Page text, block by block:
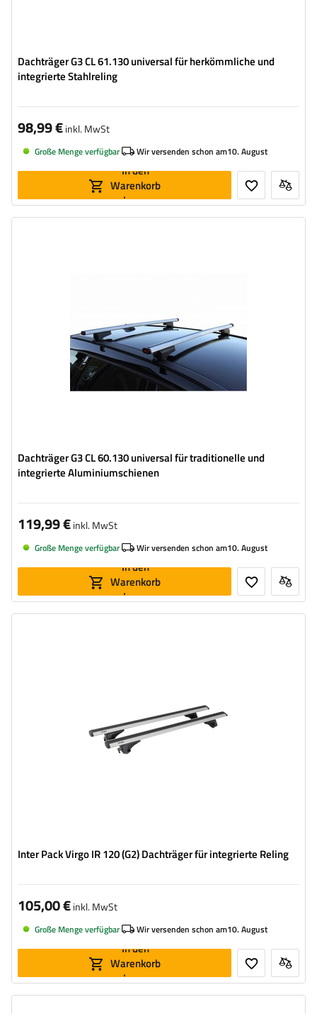
Dachträger G3 CL 61.130 universal für herkömmliche und
integrierte Stahlreling
98,99 €inkl. MwSt
Große Menge verfügbar Wir versenden schon am10. August
In den
Warenkorb
legen
Dachträger G3 CL 60.130 universal für traditionelle und
integrierte Aluminiumschienen
119,99 €inkl. MwSt
Große Menge verfügbar Wir versenden schon am10. August
In den
Warenkorb
legen
Inter Pack Virgo IR 120 (G2) Dachträger für integrierte Reling
105,00 €inkl. MwSt
Große Menge verfügbar Wir versenden schon am10. August
In den
Warenkorb
legen